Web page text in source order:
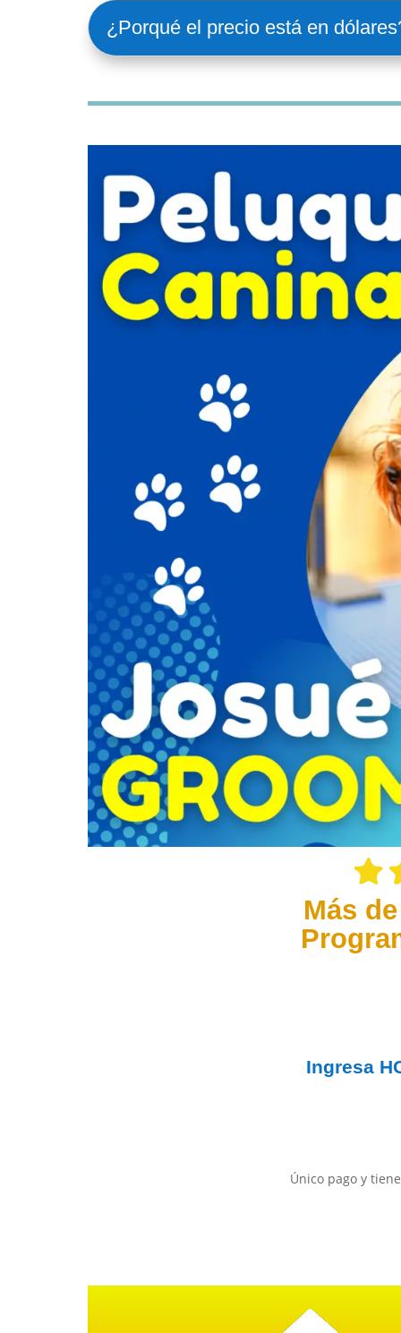
¿Porqué el precio está en
Más
Ingresa
Único pago y